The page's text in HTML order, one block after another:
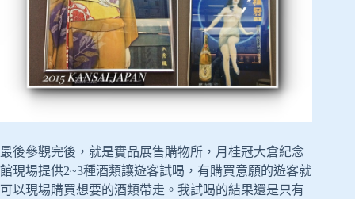
最後參觀完後，就是實品展售購物所，月桂冠大倉紀念
館現場提供2~3種酒類讓遊客試喝，有購買意願的遊客就
可以現場購買想要的酒類帶走。我試喝的結果還是只有